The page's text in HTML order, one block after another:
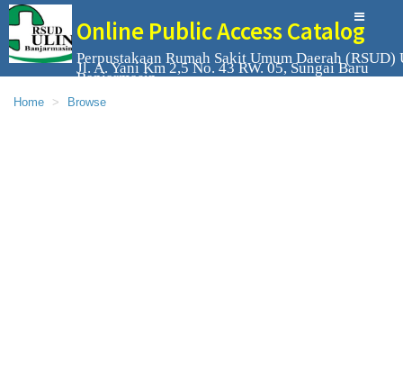
Online Public Access Catalog
Perpustakaan Rumah Sakit Umum Daerah (RSUD)
Jl. A. Yani Km 2,5 No. 43 RW. 05, Sungai Baru
Banjarmasin
Home Browse